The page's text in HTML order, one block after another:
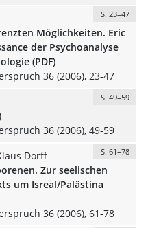
S. 23–47
Möglichkeiten. Eric
der Psychoanalyse
(PDF)
36 (2006), 23-47
S. 49–59
36 (2006), 49-59
Dorff
S. 61–78
Zur seelischen
um Isreal/Palästina
36 (2006), 61-78